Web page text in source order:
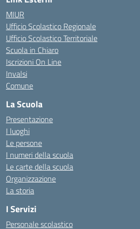
MIUR
Ufficio Scolastico Regionale
Ufficio Scolastico Territoriale
Scuola in Chiaro
Iscrizioni On Line
Invalsi
Comune
La Scuola
Presentazione
I luoghi
Le persone
I numeri della scuola
Le carte della scuola
Organizzazione
La storia
I Servizi
Personale scolastico